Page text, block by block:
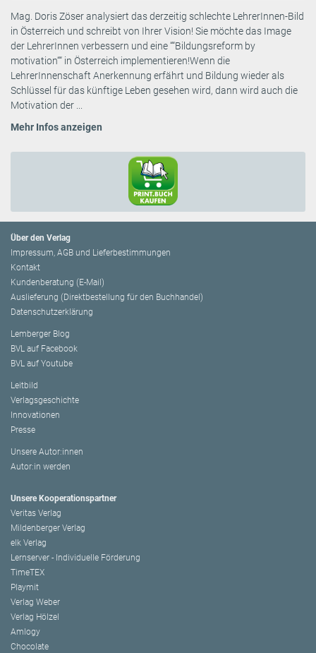
Mag. Doris Zöser analysiert das derzeitig schlechte LehrerInnen-Bild
in Österreich und schreibt von Ihrer Vision! Sie möchte das Image
der LehrerInnen verbessern und eine ““Bildungsreform by
motivation““ in Österreich implementieren!Wenn die
LehrerInnenschaft Anerkennung erfährt und Bildung wieder als
Schlüssel für das künftige Leben gesehen wird, dann wird auch die
Motivation der ...
Mehr Infos anzeigen
Über den Verlag
Impressum, AGB und Lieferbestimmungen
Kontakt
Kundenberatung (E-Mail)
Auslieferung (Direktbestellung für den Buchhandel)
Datenschutzerklärung
Lemberger Blog
BVL auf Facebook
BVL auf Youtube
Leitbild
Verlagsgeschichte
Innovationen
Presse
Unsere Autor:innen
Autor:in werden
Unsere Kooperationspartner
Veritas Verlag
Mildenberger Verlag
elk Verlag
Lernserver - Individuelle Förderung
TimeTEX
Playmit
Verlag Weber
Verlag Hölzel
Amlogy
Chocolate